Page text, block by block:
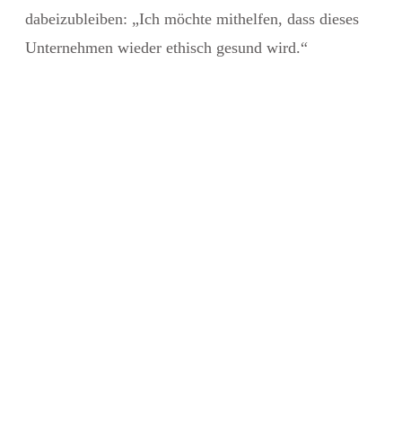
dabeizubleiben: „Ich möchte mithelfen, dass dieses
Unternehmen wieder ethisch gesund wird.“